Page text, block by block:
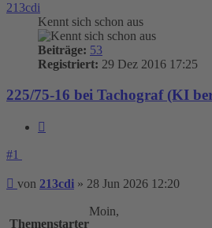
213cdi
Kennt sich schon aus
Beiträge: 53
Registriert: 29 Dez 2016 17:25
225/75-16 bei Tachograf (KI
#1
Beitrag
von 213cdi » 28 Jun 2026 12:20
Themenstarter
Moin,